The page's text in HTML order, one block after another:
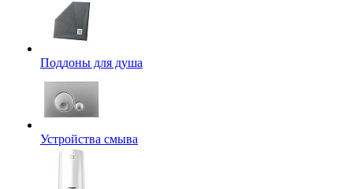
Поддоны для душа
Устройства смыва